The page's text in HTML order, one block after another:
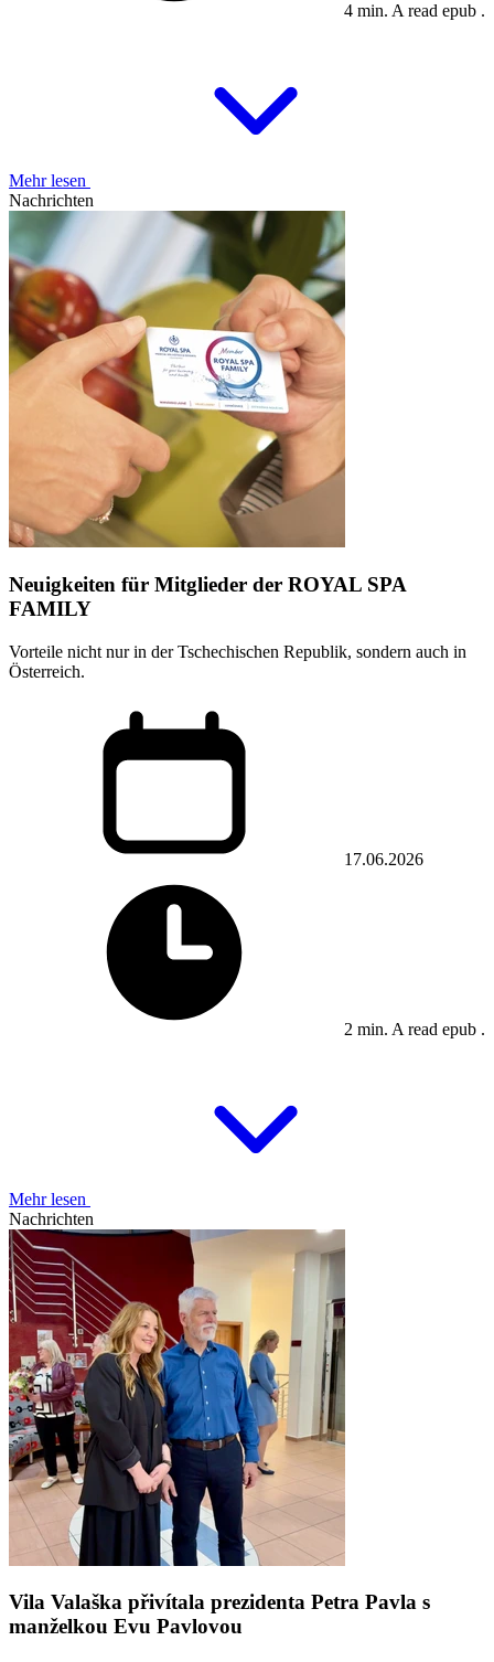
4 min. A read epub .
Mehr lesen
Nachrichten
Neuigkeiten für Mitglieder der ROYAL SPA
FAMILY
Vorteile nicht nur in der Tschechischen Republik, sondern auch in
Österreich.
17.06.2026
2 min. A read epub .
Mehr lesen
Nachrichten
Vila Valaška přivítala prezidenta Petra Pavla s
manželkou Evu Pavlovou